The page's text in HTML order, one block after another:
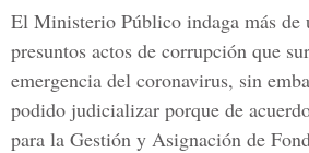
El Ministerio Público indaga más de
presuntos actos de corrupción que
emergencia del coronavirus, sin
podido judicializar porque de
para la Gestión y Asignación de